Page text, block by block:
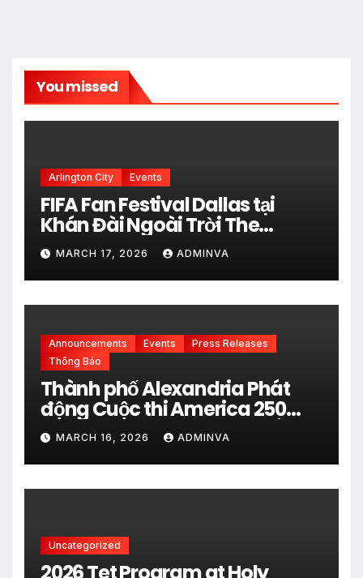
You missed
Arlington City Events
FIFA Fan Festival Dallas tại
Khán Đài Ngoài Trời The
Pavilion thuộc Fair Park Mở
Cửa Miễn phí vào 34 Ngày Thi
đấu của FIFA World Cup 2026
MARCH 17, 2026 ADMINVA
Announcements Events
Press Releases
Thông Báo
Thành phố Alexandria Phát
động Cuộc thi America 250
City Art Poster Project” Nhằm
kỷ niệm 250 năm thành lập Hợp
chủng quốc Hoa Kỳ vào năm
2026
MARCH 16, 2026 ADMINVA
Uncategorized